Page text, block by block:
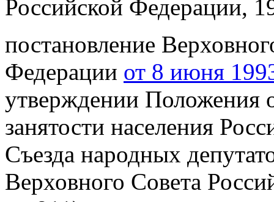
Российской Федерации,
постановление
Федерации от 8 июня
утверждении Положения
занятости населения
Съезда народных
Верховного Совета